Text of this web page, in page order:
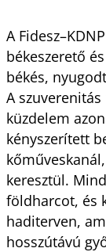
A
békeszerető
békés,
A
küzdelem
kényszerített
keresztül.
földharcot, és
haditerven,
hosszútávú